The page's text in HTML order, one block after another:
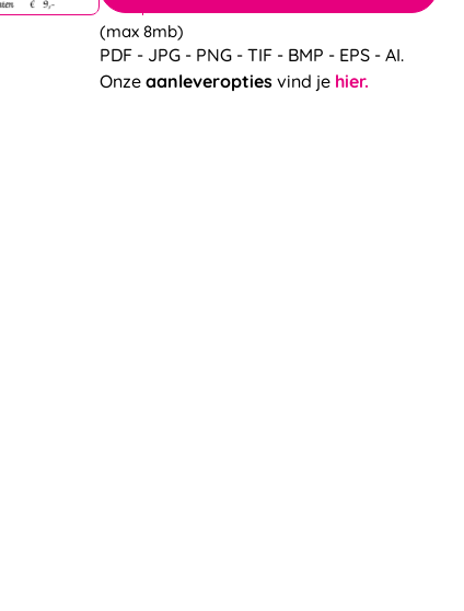
(max 8mb)
PDF - JPG - PNG - TIF - BMP - EPS - AI.
Onze aanleveropties vind je hier.